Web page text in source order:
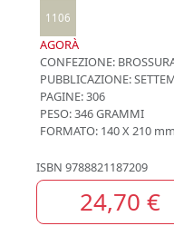
1106
AGORÀ
CONFEZIONE:
PUBBLICAZIONE:
PAGINE: 306
PESO: 346 GRAMMI
FORMATO: 140 X 210 mm
ISBN 9788821187209
24,70 €